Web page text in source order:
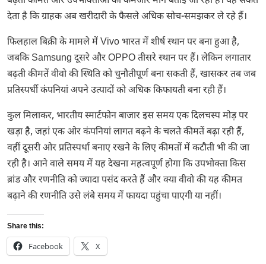
देता है कि ग्राहक अब खरीदारी के फैसले अधिक सोच-समझकर ले रहे हैं।
फिलहाल बिक्री के मामले मेंVivoभारत में शीर्ष स्थान पर बना हुआ है,
जबकिSamsung दूसरे औरOPPOतीसरे स्थान पर हैं। लेकिन लगातार
बढ़ती कीमतें वीवो की स्थिति को चुनौतीपूर्ण बना सकती हैं, खासकर तब जब
प्रतिस्पर्धी कंपनियां अपने उत्पादों को अधिक किफायती बना रही हैं।
कुल मिलाकर, भारतीय स्मार्टफोन बाजार इस समय एक दिलचस्प मोड़ पर
खड़ा है, जहां एक ओर कंपनियां लागत बढ़ने के चलते कीमतें बढ़ा रही हैं,
वहीं दूसरी ओर प्रतिस्पर्धा बनाए रखने के लिए कीमतों में कटौती भी की जा
रही है। आने वाले समय में यह देखना महत्वपूर्ण होगा कि उपभोक्ता किस
ब्रांड और रणनीति को ज्यादा पसंद करते हैं और क्या वीवो की यह कीमत
बढ़ाने की रणनीति उसे लंबे समय में फायदा पहुंचा पाएगी या नहीं।
Share this:
Facebook X